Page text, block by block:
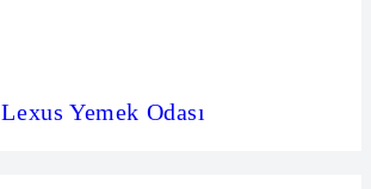
Lexus Yemek Odası